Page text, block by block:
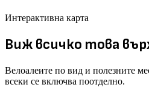
Интерактивна карта
Виж всичко това
Велоалеите по вид и полезните
всеки се включва поотделно.